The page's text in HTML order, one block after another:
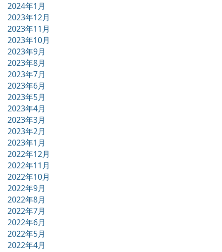
2024年1月
2023年12月
2023年11月
2023年10月
2023年9月
2023年8月
2023年7月
2023年6月
2023年5月
2023年4月
2023年3月
2023年2月
2023年1月
2022年12月
2022年11月
2022年10月
2022年9月
2022年8月
2022年7月
2022年6月
2022年5月
2022年4月